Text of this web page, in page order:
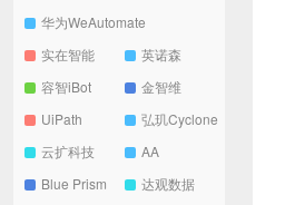
华为WeAutomate
实在智能
英诺森
容智iBot
金智维
UiPath
弘玑Cyclone
云扩科技
AA
Blue Prism
达观数据